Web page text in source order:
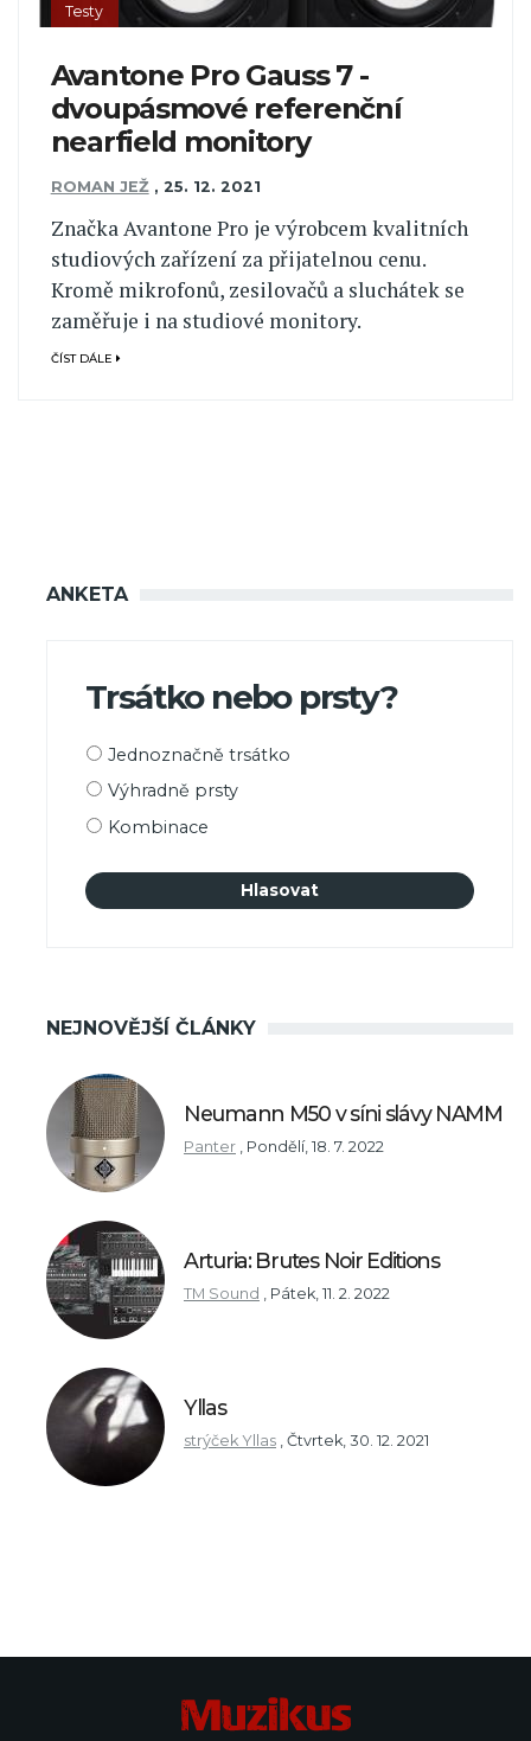
Testy
Avantone Pro Gauss 7 -
dvoupásmové referenční
nearfield monitory
ROMAN JEŽ , 25. 12. 2021
Značka Avantone Pro je výrobcem kvalitních
studiových zařízení za přijatelnou cenu.
Kromě mikrofonů, zesilovačů a sluchátek se
zaměřuje i na studiové monitory.
ČÍST DÁLE
ANKETA
Trsátko nebo prsty?
Možnosti
Jednoznačně trsátko
Výhradně prsty
Kombinace
NEJNOVĚJŠÍ ČLÁNKY
Neumann M50 v síni slávy NAMM
Panter Pondělí, 18. 7. 2022
Arturia: Brutes Noir Editions
TM Sound Pátek, 11. 2. 2022
Yllas
strýček Yllas Čtvrtek, 30. 12. 2021